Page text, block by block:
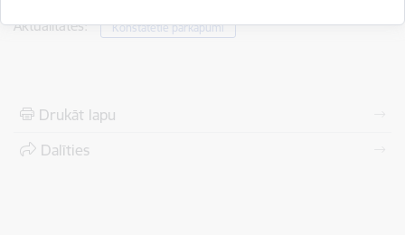
Aktualitātes: Konstatētie pārkāpumi
Drukāt lapu
Dalīties